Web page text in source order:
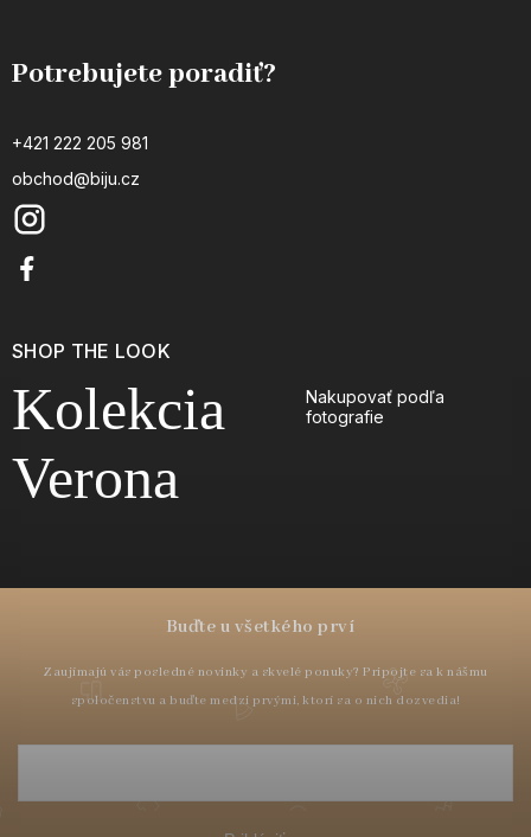
Potrebujete poradiť?
+421 222 205 981
obchod@biju.cz
SHOP THE LOOK
Kolekcia
Verona
Nakupovať podľa
fotografie